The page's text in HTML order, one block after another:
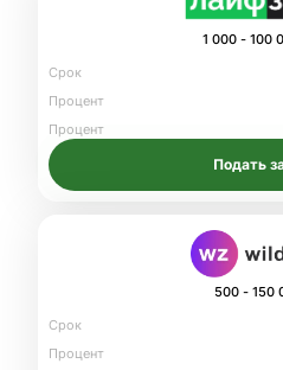
1 000 - 100
Срок
Процент
Процент
Подать
500 - 150
Срок
Процент